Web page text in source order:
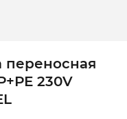
переносная
230V